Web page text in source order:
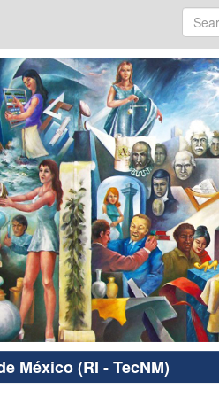
México (RI - TecNM)